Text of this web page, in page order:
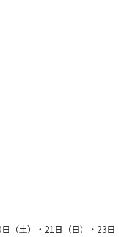
（土）・21日（日）・23日